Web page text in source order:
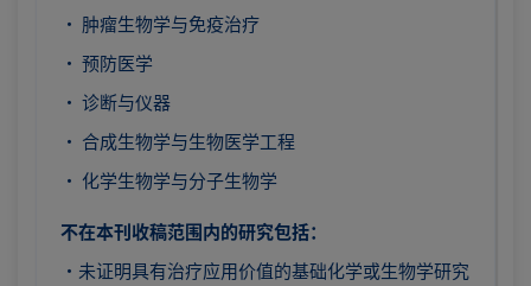
· 肿瘤生物学与免疫治疗
· 预防医学
· 诊断与仪器
· 合成生物学与生物医学工程
· 化学生物学与分子生物学
不在本刊收稿范围内的研究包括：
·未证明具有治疗应用价值的基础化学或生物学研究